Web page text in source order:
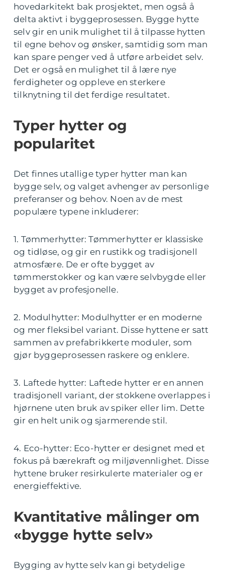
hovedarkitekt bak prosjektet, men også å
delta aktivt i byggeprosessen. Bygge hytte
selv gir en unik mulighet til å tilpasse hytten
til egne behov og ønsker, samtidig som man
kan spare penger ved å utføre arbeidet selv.
Det er også en mulighet til å lære nye
ferdigheter og oppleve en sterkere
tilknytning til det ferdige resultatet.
Typer hytter og
popularitet
Det finnes utallige typer hytter man kan
bygge selv, og valget avhenger av personlige
preferanser og behov. Noen av de mest
populære typene inkluderer:
1. Tømmerhytter: Tømmerhytter er klassiske
og tidløse, og gir en rustikk og tradisjonell
atmosfære. De er ofte bygget av
tømmerstokker og kan være selvbygde eller
bygget av profesjonelle.
2. Modulhytter: Modulhytter er en moderne
og mer fleksibel variant. Disse hyttene er satt
sammen av prefabrikkerte moduler, som
gjør byggeprosessen raskere og enklere.
3. Laftede hytter: Laftede hytter er en annen
tradisjonell variant, der stokkene overlappes i
hjørnene uten bruk av spiker eller lim. Dette
gir en helt unik og sjarmerende stil.
4. Eco-hytter: Eco-hytter er designet med et
fokus på bærekraft og miljøvennlighet. Disse
hyttene bruker resirkulerte materialer og er
energieffektive.
Kvantitative målinger om
«bygge hytte selv»
Bygging av hytte selv kan gi betydelige